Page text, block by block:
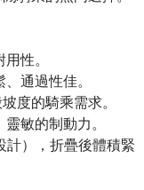
性。
通過性佳。
度的騎乘需求。
敏的制動力。
計），折疊後體積緊